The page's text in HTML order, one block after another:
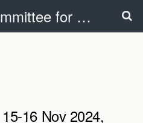
European Committee for Sports History
16 Nov 2024,